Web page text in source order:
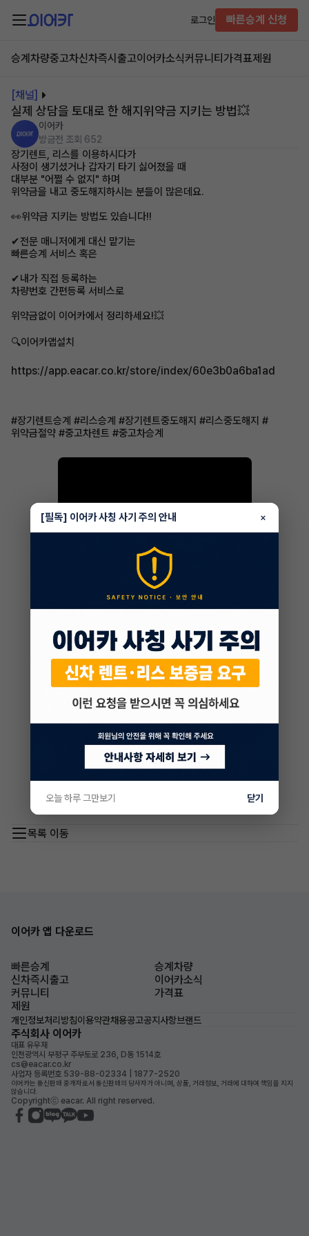
로그인 빠른승계 신청
승계차량중고차신차즉시출고이어카소식커뮤니티 가격표제원
[채널]
실제 상담을 토대로 한 해지위약금 지키는 방법💥
이어카
방금전 조회 652
장기렌트, 리스를 이용하시다가
사정이 생기셨거나 갑자기 타기 싫어졌을 때
대부분 "어쩔 수 없지" 하며
위약금을 내고 중도해지하시는 분들이 많은데요.
👀위약금 지키는 방법도 있습니다!!
✔전문 매니저에게 대신 맡기는
빠른승계 서비스 혹은
✔내가 직접 등록하는
차량번호 간편등록 서비스로
위약금없이 이어카에서 정리하세요!💥
🔍이어카앱설치
https://app.eacar.co.kr/store/index/60e3b0a6ba1ad
#장기렌트승계 #리스승계 #장기렌트중도해지 #리스중도해지 #
위약금절약 #중고차렌트 #중고차승계
목록 이동
이어카 앱 다운로드
빠른승계
승계차량
신차즉시출고
이어카소식
커뮤니티
가격표
제원
개인정보처리방침이용약관채용공고공지사항브랜드
주식회사 이어카
대표 유우재
인천광역시 부평구 주부토로 236, D동 1514호
cs@eacar.co.kr
사업자 등록번호 539-88-02334 | 1877-2520
이어카는 통신판매 중개자로서 통신판매의 당사자가 아니며, 상품, 거래정보, 거래에 대하여 책임을 지지
않습니다.
Copyrightⓒ eacar. All right reserved.
[필독] 이어카 사칭 사기 주의 안내 ×
오늘 하루 그만보기 닫기